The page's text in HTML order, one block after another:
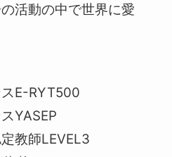
活動の中で世界に愛
E-RYT500
YASEP
教師LEVEL3